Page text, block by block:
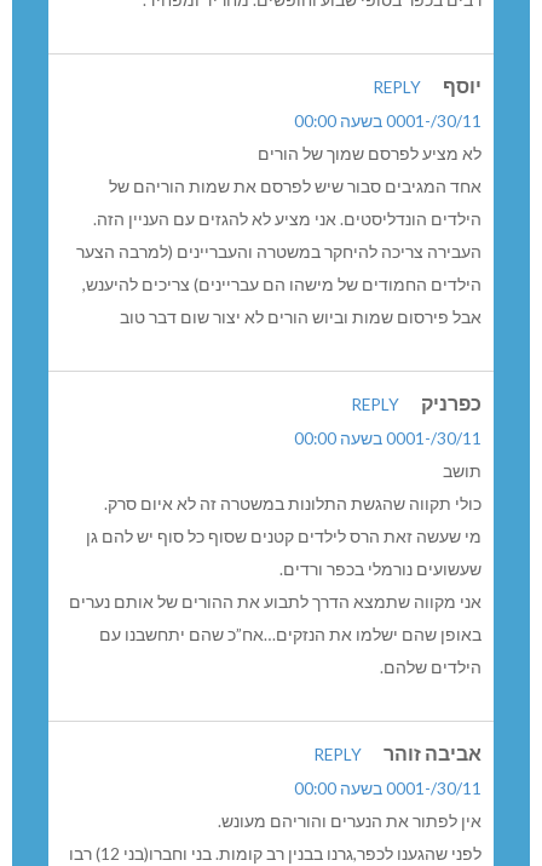
יוסף
REPLY
30/11/-0001 בשעה 00:00
לא מציע לפרסם שמוך של הורים
אחד המגיבים סבור שיש לפרסם את שמות הוריהם של
הילדים הונדליסטים. אני מציע לא להגזים עם העניין הזה.
העבירה צריכה להיחקר במשטרה והעבריינים (למרבה הצער
הילדים החמודים של מישהו הם עבריינים) צריכים להיענש,
אבל פירסום שמות וביוש הורים לא יצור שום דבר טוב
כפרניק
REPLY
30/11/-0001 בשעה 00:00
תושב
כולי תקווה שהגשת התלונות במשטרה זה לא איום סרק.
מי שעשה זאת הרס לילדים קטנים שסוף כל סוף יש להם גן
שעשועים נורמלי בכפר ורדים.
אני מקווה שתמצא הדרך לתבוע את ההורים של אותם נערים
באופן שהם ישלמו את הנזקים…אח”כ שהם יתחשבנו עם
הילדים שלהם.
אביבה זוהר
REPLY
30/11/-0001 בשעה 00:00
אין לפתור את הנערים והוריהם מעונש.
לפני שהגענו לכפר,גרנו בבנין רב קומות. בני וחברו(בני 12) רבו